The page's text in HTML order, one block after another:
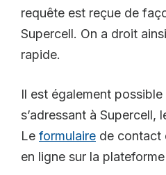
requête est reçue de
Supercell. On a droit
rapide.
Il est également possible
s’adressant à Supercell,
Le formulaire de contact
en ligne sur la